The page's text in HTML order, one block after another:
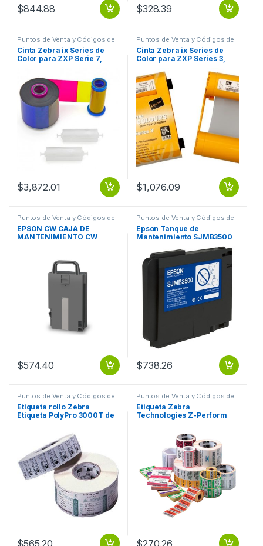
$844.88 $328.39
Puntos de Venta y Códigos de
Barra Suministros POS Retail y
Auto ID
Cinta Zebra ix Series de
Color para ZXP Serie 7,
$3,872.01
Puntos de Venta y Códigos de
Barra Suministros POS Retail y
Auto ID
Cinta Zebra ix Series de
Color para ZXP Series 3,
ZXP3 YMCKO 280 IMAGES
$1,076.09
Puntos de Venta y Códigos de
Barra,Suministros POS Retail y
Auto ID
EPSON CW CAJA DE
MANTENIMIENTO CW
$574.40
Puntos de Venta y Códigos de
Barra Suministros POS Retail y
Auto ID
Epson Tanque de
Mantenimiento SJMB3500
para ColorWorks C3500
PARA TM-C3500
(SJMB3500)
$738.26
Puntos de Venta y Códigos de
Barra Suministros POS Retail y
Auto ID
Etiqueta rollo Zebra
Etiqueta PolyPro 3000T de
$565.20
Puntos de Venta y Códigos de
Barra Suministros POS Retail y
Auto ID
Etiqueta Zebra
Technologies Z-Perform
$270.26